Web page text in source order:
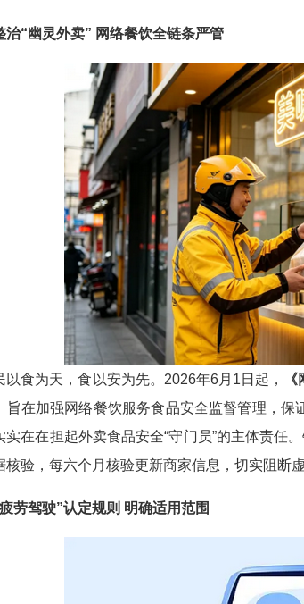
幽灵外卖” 网络餐饮全链条严管
为天，食以安为先。2026年6月1日起，
旨在加强网络餐饮服务食品安全监督管理，
实在在担起外卖食品安全“守门员”的主体责任
核验，每六个月核验更新商家信息，切实阻断
驾驶”认定规则 明确适用范围